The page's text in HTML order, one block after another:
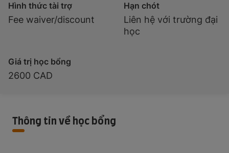
Hình thức tài trợ
Fee waiver/discount
Hạn chót
Liên hệ với trường đại
học
Giá trị học bổng
2600 CAD
Thông tin về học bổng